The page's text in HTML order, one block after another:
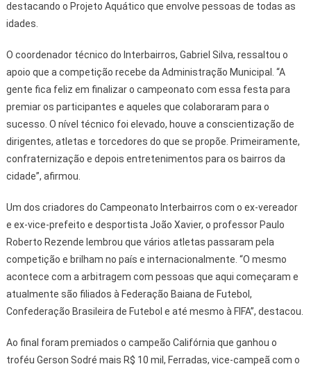
destacando o Projeto Aquático que envolve pessoas de todas as
idades.
O coordenador técnico do Interbairros, Gabriel Silva, ressaltou o
apoio que a competição recebe da Administração Municipal. “A
gente fica feliz em finalizar o campeonato com essa festa para
premiar os participantes e aqueles que colaboraram para o
sucesso. O nível técnico foi elevado, houve a conscientização de
dirigentes, atletas e torcedores do que se propõe. Primeiramente,
confraternização e depois entretenimentos para os bairros da
cidade”, afirmou.
Um dos criadores do Campeonato Interbairros com o ex-vereador
e ex-vice-prefeito e desportista João Xavier, o professor Paulo
Roberto Rezende lembrou que vários atletas passaram pela
competição e brilham no país e internacionalmente. “O mesmo
acontece com a arbitragem com pessoas que aqui começaram e
atualmente são filiados à Federação Baiana de Futebol,
Confederação Brasileira de Futebol e até mesmo à FIFA”, destacou.
Ao final foram premiados o campeão Califórnia que ganhou o
troféu Gerson Sodré mais R$ 10 mil, Ferradas, vice-campeã com o